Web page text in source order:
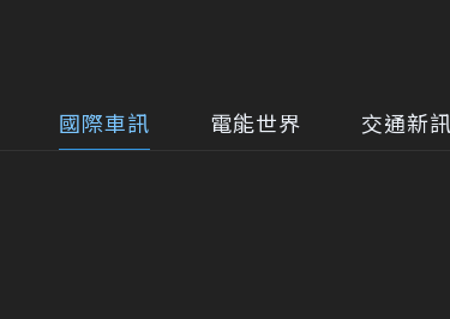
國際車訊 電能世界 交通新訊